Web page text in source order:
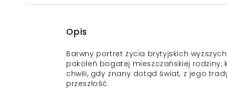
Opis
Barwny portret życia brytyjskich
pokoleń bogatej mieszczańskiej rodziny,
chwili, gdy znany dotąd świat, z jego
przeszłość.